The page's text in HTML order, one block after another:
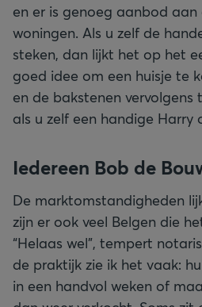
en er is genoeg aanbod
woningen. Als u zelf de
steken, dan lijkt het op het
goed idee om een huisje te
en de bakstenen vervolgens
als u zelf een handige Harry
Iedereen Bob de
De marktomstandigheden
zijn er ook veel Belgen die
“Helaas wel”, tempert
de praktijk zie ik het vaak:
in een handvol weken of